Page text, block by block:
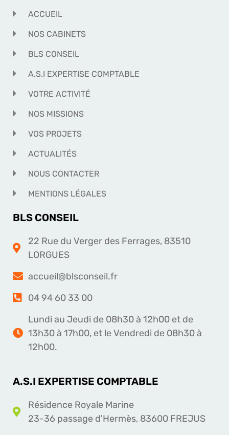
ACCUEIL
NOS CABINETS
BLS CONSEIL
A.S.I EXPERTISE COMPTABLE
VOTRE ACTIVITÉ
NOS MISSIONS
VOS PROJETS
ACTUALITÉS
NOUS CONTACTER
MENTIONS LÉGALES
BLS CONSEIL
22 Rue du Verger des Ferrages, 83510
LORGUES
accueil@blsconseil.fr
04 94 60 33 00
Lundi au Jeudi de 08h30 à 12h00 et de
13h30 à 17h00, et le Vendredi de 08h30 à
12h00.
A.S.I EXPERTISE COMPTABLE
Résidence Royale Marine
23-36 passage d'Hermès, 83600 FREJUS